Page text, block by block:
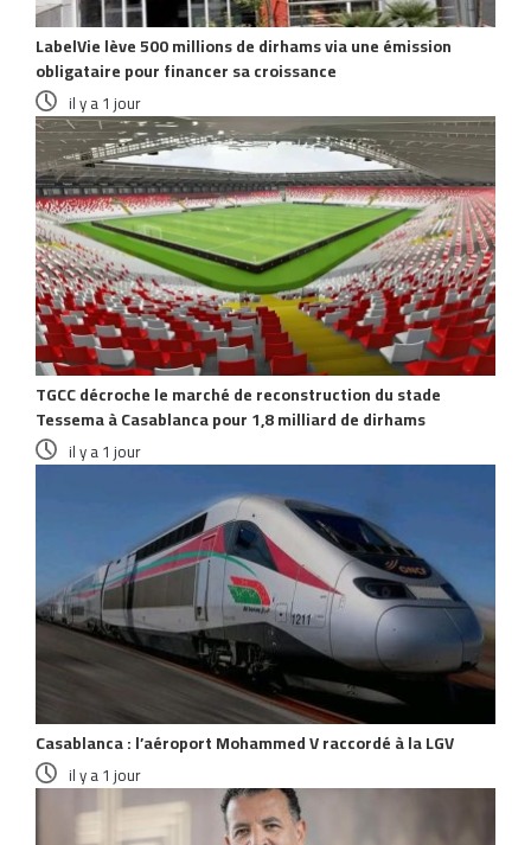
LabelVie lève 500 millions de dirhams via une émission
obligataire pour financer sa croissance
il y a 1 jour
TGCC décroche le marché de reconstruction du stade
Tessema à Casablanca pour 1,8 milliard de dirhams
il y a 1 jour
Casablanca : l’aéroport Mohammed V raccordé à la LGV
il y a 1 jour